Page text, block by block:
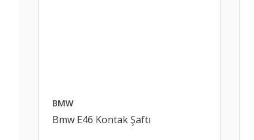
BMW
Bmw E46 Kontak Şaftı